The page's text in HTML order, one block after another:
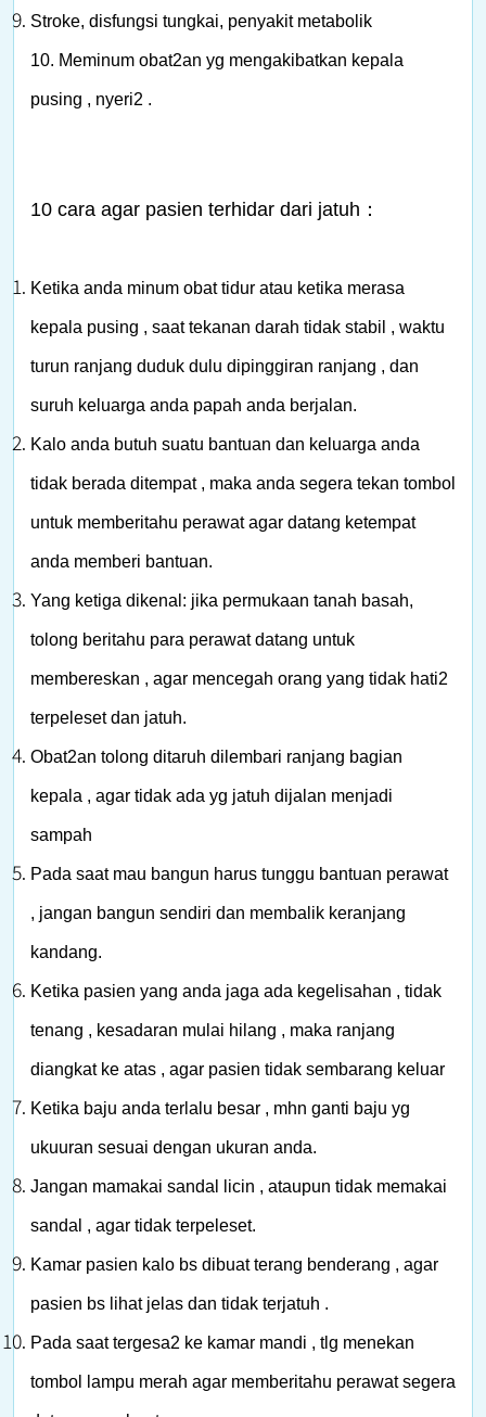
Stroke, disfungsi tungkai, penyakit metabolik
10. Meminum obat2an yg mengakibatkan kepala
pusing , nyeri2 .
10 cara agar pasien terhidar dari jatuh：
Ketika anda minum obat tidur atau ketika merasa
kepala pusing , saattekanan darah tidak stabil , waktu
turun ranjang duduk dulu dipinggiran ranjang , dan
suruh keluarga anda papah anda berjalan.
Kalo anda butuh suatu bantuan dan keluarga anda
tidak berada ditempat , maka anda segera tekan tombol
untuk memberitahu perawat agar datang ketempat
anda memberi bantuan.
Yang ketiga dikenal: jika permukaan tanah basah,
tolong beritahu para perawat datang untuk
membereskan , agar mencegah orang yang tidak hati2
terpeleset dan jatuh.
Obat2an tolong ditaruh dilembari ranjang bagian
kepala , agar tidak ada yg jatuh dijalan menjadi
sampah
Pada saat mau bangun harus tunggu bantuan perawat
, jangan bangun sendiri dan membalik keranjang
kandang.
Ketika pasien yang anda jaga ada kegelisahan , tidak
tenang , kesadaran mulai hilang , maka ranjang
diangkat ke atas , agar pasien tidak sembarang keluar
Ketika baju anda terlalu besar , mhn ganti baju yg
ukuuran sesuai dengan ukuran anda.
Jangan mamakai sandal licin , ataupun tidak memakai
sandal , agar tidak terpeleset.
Kamar pasien kalo bs dibuat terang benderang , agar
pasien bs lihat jelas dan tidak terjatuh .
Pada saat tergesa2 ke kamar mandi , tlg menekan
tombol lampu merah agar memberitahu perawat segera